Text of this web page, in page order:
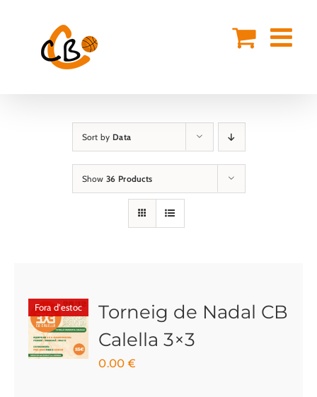
Sort by Data
Show 36 Products
Fora d'estoc
Torneig de Nadal CB
Calella 3×3
0.00€